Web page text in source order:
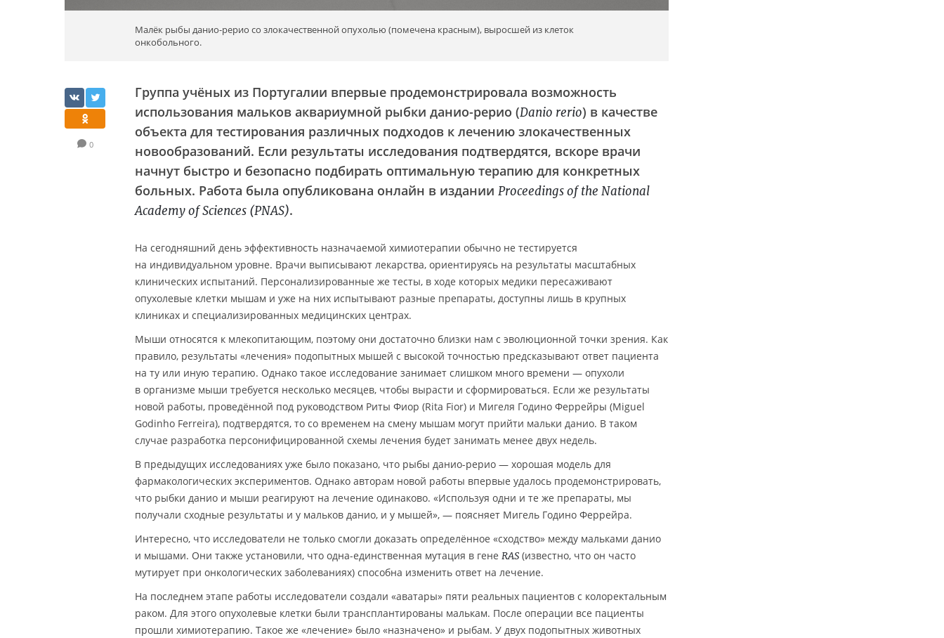
Малёк рыбы данио-рерио со злокачественной опухолью (помечена красным), выросшей из клеток
онкобольного.
0
Группа учёных из Португалии впервые продемонстрировала возможность
использования мальков аквариумной рыбки данио-рерио (Danio rerio) в качестве
объекта для тестирования различных подходов к лечению злокачественных
новообразований. Если результаты исследования подтвердятся, вскоре врачи
начнут быстро и безопасно подбирать оптимальную терапию для конкретных
больных. Работа была опубликована онлайн в издании Proceedings of the National
Academy of Sciences (PNAS).
На сегодняшний день эффективность назначаемой химиотерапии обычно не тестируется
на индивидуальном уровне. Врачи выписывают лекарства, ориентируясь на результаты масштабных
клинических испытаний. Персонализированные же тесты, в ходе которых медики пересаживают
опухолевые клетки мышам и уже на них испытывают разные препараты, доступны лишь в крупных
клиниках и специализированных медицинских центрах.
Мыши относятся к млекопитающим, поэтому они достаточно близки нам с эволюционной точки зрения. Как
правило, результаты «лечения» подопытных мышей с высокой точностью предсказывают ответ пациента
на ту или иную терапию. Однако такое исследование занимает слишком много времени — опухоли
в организме мыши требуется несколько месяцев, чтобы вырасти и сформироваться. Если же результаты
новой работы, проведённой под руководством Риты Фиор (Rita Fior) и Мигеля Годино Феррейры (Miguel
Godinho Ferreira), подтвердятся, то со временем на смену мышам могут прийти мальки данио. В таком
случае разработка персонифицированной схемы лечения будет занимать менее двух недель.
В предыдущих исследованиях уже было показано, что рыбы данио-рерио — хорошая модель для
фармакологических экспериментов. Однако авторам новой работы впервые удалось продемонстрировать,
что рыбки данио и мыши реагируют на лечение одинаково. «Используя одни и те же препараты, мы
получали сходные результаты и у мальков данио, и у мышей», — поясняет Мигель Годино Феррейра.
Интересно, что исследователи не только смогли доказать определённое «сходство» между мальками данио
и мышами. Они также установили, что одна-единственная мутация в гене RAS (известно, что он часто
мутирует при онкологических заболеваниях) способна изменить ответ на лечение.
На последнем этапе работы исследователи создали «аватары» пяти реальных пациентов с колоректальным
раком. Для этого опухолевые клетки были трансплантированы малькам. После операции все пациенты
прошли химиотерапию. Такое же «лечение» было «назначено» и рыбам. У двух подопытных животных